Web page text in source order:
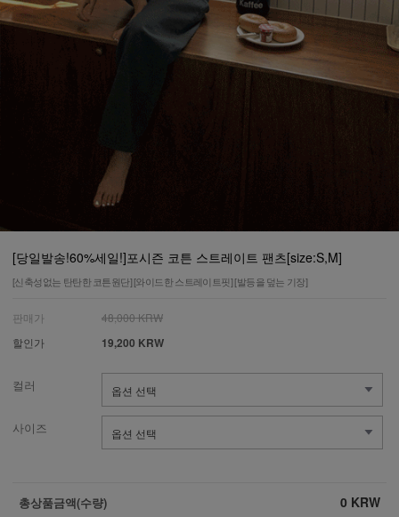
[당일발송!60%세일!]포시즌 코튼 스트레이트 팬츠[size:S,M]
[신축성없는 탄탄한 코튼원단] [와이드한 스트레이트핏] [발등을 덮는 기장]
판매가
48,000 KRW
할인가
19,200 KRW
컬러
사이즈
총상품금액(수량) 0 KRW